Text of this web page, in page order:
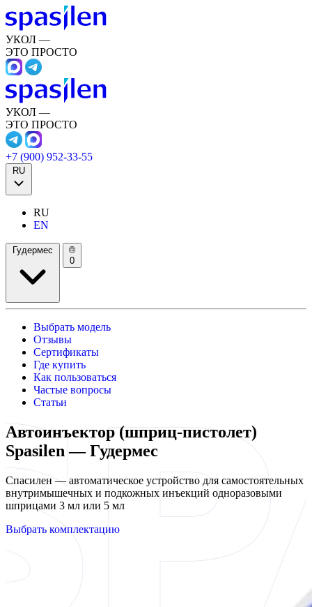
УКОЛ —
ЭТО ПРОСТО
УКОЛ —
ЭТО ПРОСТО
+7 (900) 952-33-55
RU
RU
EN
Гудермес
0
Выбрать модель
Отзывы
Сертификаты
Где купить
Как пользоваться
Частые вопросы
Статьи
Автоинъектор (шприц-пистолет)
Spasilen — Гудермес
Спасилен — автоматическое устройство для самостоятельных
внутримышечных и подкожных инъекций одноразовыми
шприцами 3 мл или 5 мл
Выбрать комплектацию